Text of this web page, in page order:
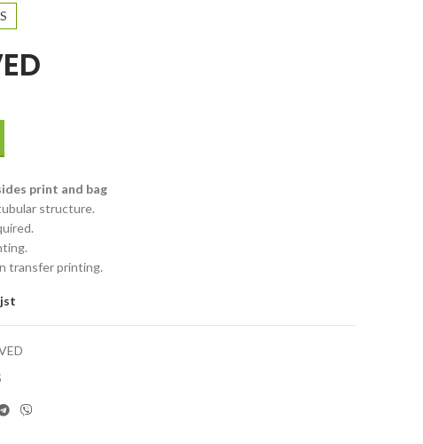
print and bag
structure.
transfer printing.